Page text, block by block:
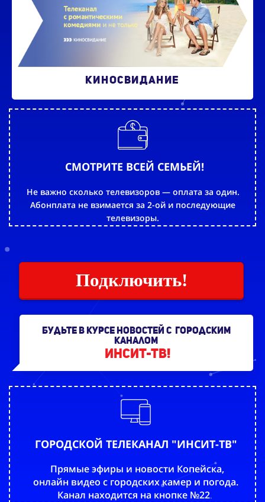
КИНОСВИДАНИЕ
СМОТРИТЕ ВСЕЙ СЕМЬЕЙ!
Не важно сколько телевизоров — оплата за один.
Абонплата не взимается за 2-ой и последующие
телевизоры.
Подключить!
Будьте в курсе новостей с городским
каналом
ИНСИТ-ТВ!
ГОРОДСКОЙ ТЕЛЕКАНАЛ "ИНСИТ-ТВ"
Прямые эфиры и новости Копейска,
онлайн видео с городских камер и погода.
Канал находится на кнопке №22.